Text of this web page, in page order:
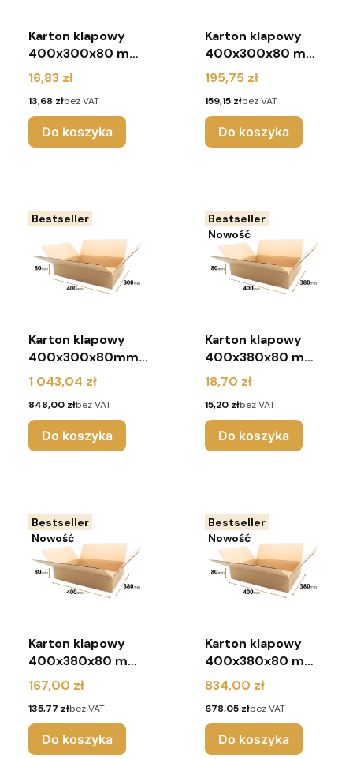
Karton klapowy
400x300x80 mm
(pakiet 10 sztuk)
Cena
16,83 zł
Cena
13,68 złbez VAT
Do koszyka
Karton klapowy
400x300x80 mm
(pakiet 130 sztuk)
Cena
195,75 zł
Cena
159,15 złbez VAT
Do koszyka
Bestseller
Karton klapowy
400x300x80mm
(paleta 900 sztuk)
Cena
1 043,04 zł
Cena
848,00 złbez VAT
Do koszyka
Bestseller
Nowość
Karton klapowy
400x380x80 mm
(pakiet 10 sztuk)
Cena
18,70 zł
Cena
15,20 złbez VAT
Do koszyka
Bestseller
Nowość
Karton klapowy
400x380x80 mm
(pakiet 100 sztuk)
Cena
167,00 zł
Cena
135,77 złbez VAT
Do koszyka
Bestseller
Nowość
Karton klapowy
400x380x80 mm
(paleta 600 sztuk)
Cena
834,00 zł
Cena
678,05 złbez VAT
Do koszyka